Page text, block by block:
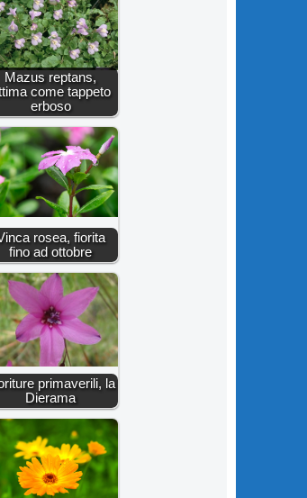
Mazus reptans,
come tappeto
erboso
rosea, fiorita
fino ad ottobre
primaverili, la
Dierama